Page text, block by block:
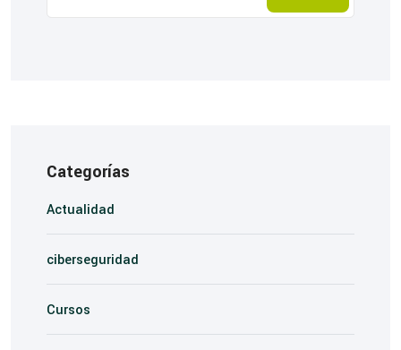
Categorías
Actualidad
ciberseguridad
Cursos